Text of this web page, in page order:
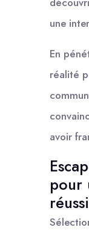
une
En
réalité
avoir
pour